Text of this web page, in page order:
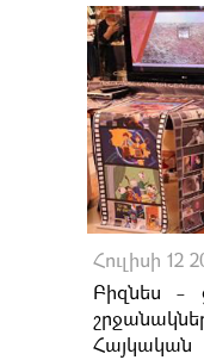
Հուլիսի 12
Բիզնես -